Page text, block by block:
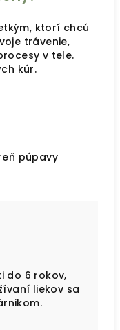
ktorí chcú
trávenie,
v tele.
kúr.
púpavy
do 6 rokov,
liekov sa